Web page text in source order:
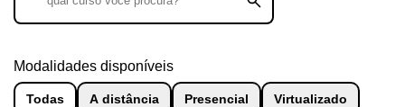
Modalidades disponíveis
Todas A distância Presencial Virtualizado